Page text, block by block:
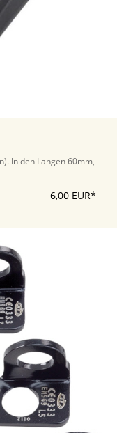
In den Längen 60mm,
6,00 EUR*